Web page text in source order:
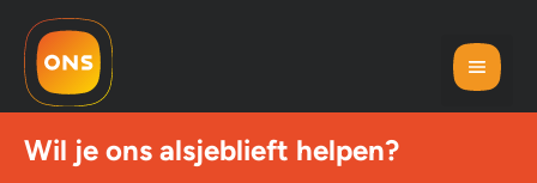
Wil je ons alsjeblieft helpen?